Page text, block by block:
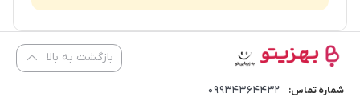
بازگشت به بالا
شماره تماس: 09934364432